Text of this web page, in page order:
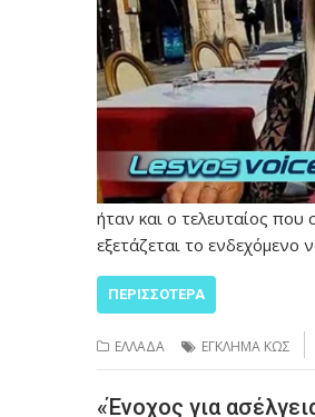
ήταν και ο τελευταίος
εξετάζεται το ενδεχόμενο
ΠΕΡΙΣΣΌΤΕΡΑ
ΕΛΛΑΔΑ ΕΓΚΛΗΜΑ ΚΩΣ
«Ένοχος για